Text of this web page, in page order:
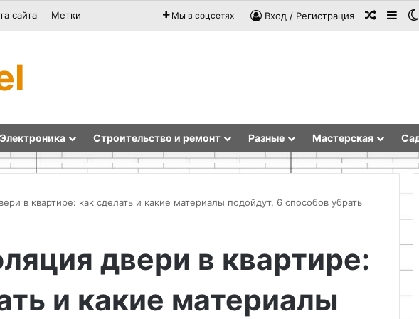
сайта Метки Мы в соцсетях Вход / Регистрация
Электроника Строительство и ремонт Разные Мастерская
в квартире: как сделать и какие материалы подойдут, 6 способов убрать
двери в квартире:
и какие материалы
хаоса
организация
20.07.2026